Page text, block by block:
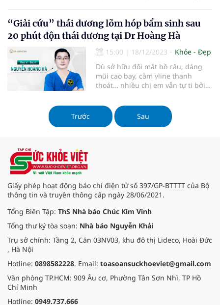
chống oxy hóa cao cùng khả năng
cân bằng hệ vi sinh đường ruột,
cây mơ đã được ứng dụng rộng rãi
để hỗ trợ tiêu hóa và giải độc cơ
tiết cách tận dụng các bộ phận của
cây mơ để cải thiện sức khỏe một
cách an toàn và hiệu quả.
“Giải cứu” thái dương lõm hóp bẩm sinh sau
20 phút độn thái dương tại Dr Hoàng Hà
15:00 | 18/12/2023
Khỏe - Đẹp
Dù sở hữu đôi mắt bồ câu, dáng
mũi cao bay, cằm vline thanh
thoát… nhiều chị em vẫn tự ti bởi
khiến khuôn mặt mất đi sự cân đối
và già hơn tuổi thật. Vì thế, nhiều
người tìm tới các phương pháp
Trước Sau
Giấy phép hoạt động báo chí điện tử số 397/GP-BTTTT của Bộ
thông tin và truyền thông cấp ngày 28/06/2021.
Tổng Biên Tập: ThS Nhà báo Chúc Kim Vinh
Tổng thư ký tòa soạn: Nhà báo Nguyễn Khải
Trụ sở chính: Tầng 2, Căn 03NV03, khu đô thị Lideco, Hoài Đức
, Hà Nội
Hotline: 0898582228. Email: toasoansuckhoeviet@gmail.com
Văn phòng TP.HCM: 909 Âu cơ, Phường Tân Sơn Nhì, TP Hồ
Chí Minh
Hotline: 0949.737.666